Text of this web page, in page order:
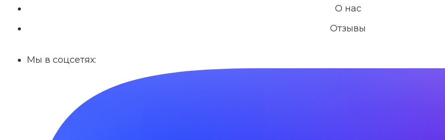
О нас
Отзывы
Мы в соцсетях: